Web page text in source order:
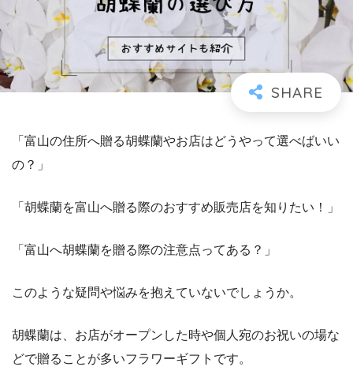
「富山の住所へ贈る胡蝶蘭やお店はどうやって選べばいい
の？」
「胡蝶蘭を富山へ贈る際のおすすめ販売店を知りたい！」
「富山へ胡蝶蘭を贈る際の注意点ってある？」
このような疑問や悩みを抱えていないでしょうか。
胡蝶蘭は、お店がオープンした時や個人宛のお祝いの場な
どで贈ることが多いフラワーギフトです。